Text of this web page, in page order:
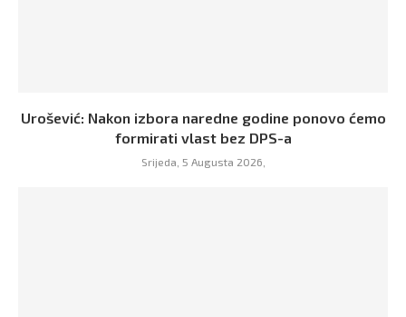
Urošević: Nakon izbora naredne godine ponovo ćemo
formirati vlast bez DPS-a
Srijeda, 5 Augusta 2026,